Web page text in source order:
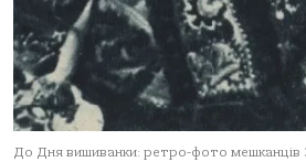
До Дня вишиванки: ретро-фото мешканців